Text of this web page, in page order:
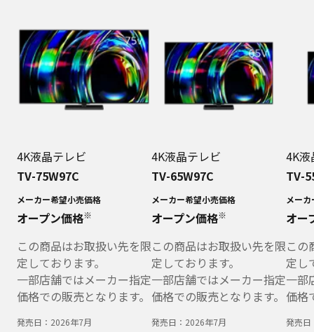
4K液晶テレビ
TV-75W97C
メーカー希望小売価格
オープン価格※
この商品はお取扱い先を限
定しております。
一部店舗ではメーカー指定
価格での販売となります。
発売日： 2026年7月
4K液晶テレビ
TV-65W97C
メーカー希望小売価格
オープン価格※
この商品はお取扱い先を限
定しております。
一部店舗ではメーカー指定
価格での販売となります。
発売日： 2026年7月
4K
TV-
メー
オー
この
定し
一部
価格
発売日